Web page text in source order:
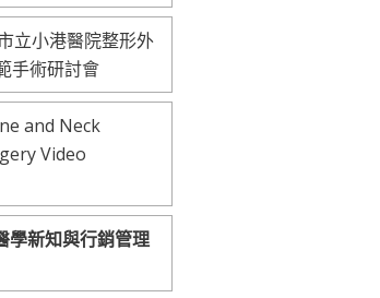
立小港醫院整形外
手術研討會
and Neck
Video
學新知與行銷管理